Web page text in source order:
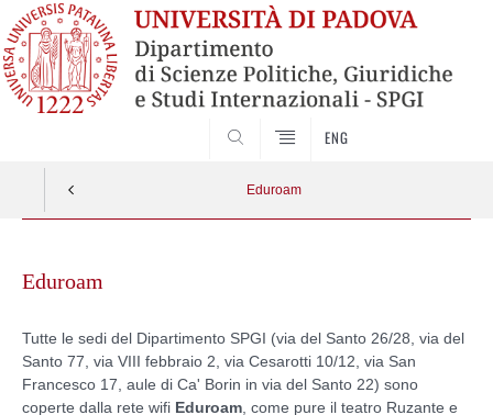
ENG
Eduroam
contentEduroam
Tutte le sedi del Dipartimento SPGI (via del Santo 26/28, via del
Santo 77, via VIII febbraio 2, via Cesarotti 10/12, via San
Francesco 17, aule di Ca' Borin in via del Santo 22) sono
coperte dalla rete wifi Eduroam , come pure il teatro Ruzante e